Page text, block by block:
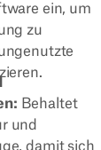
ein, um
zu
Behaltet
und
damit sich